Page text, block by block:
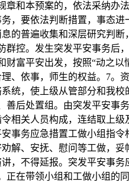
和本预案的，依法采纳办
要依法判断措置，事态
的普遍收集和深层研究判
控。发生突发平安事务后
富平安出发，按照“动之
依事，师生的权益。7。
统，使上级从管部分和我
后处置组。由突发平安事
相关人员构成，连结取上
务应急措置工做小组指
解、安抚、慰问等工做，
，不得延报。突发平安事
在带领小组和工做小组的